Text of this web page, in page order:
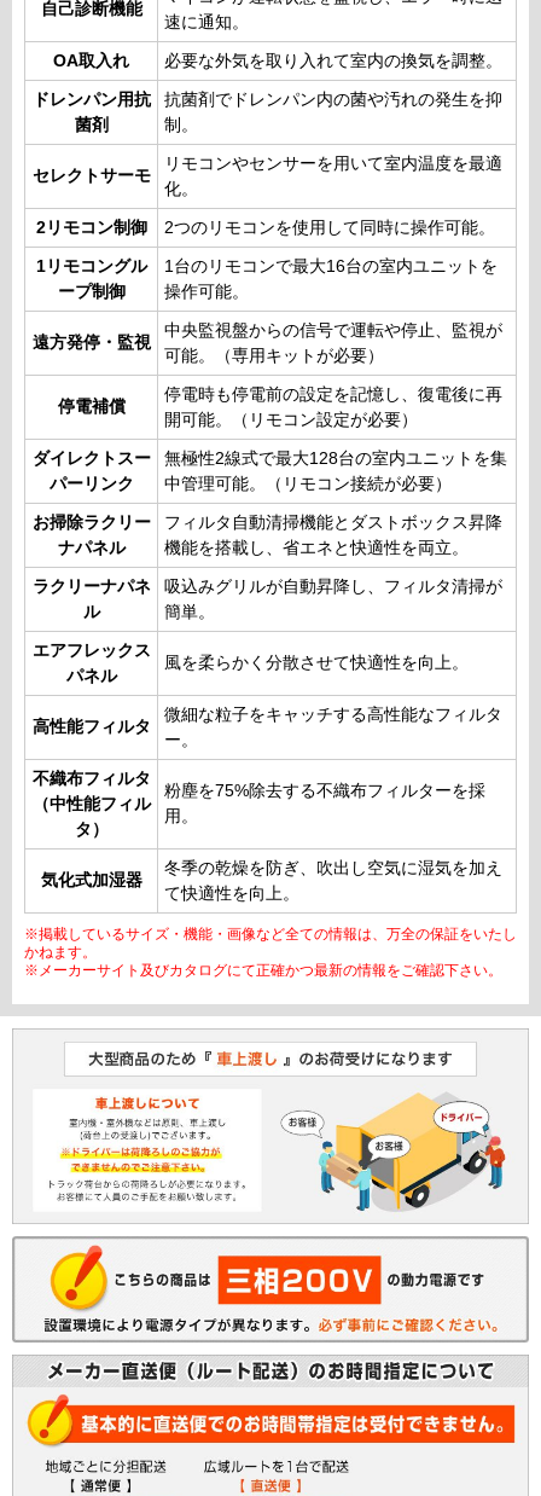
自己診断機能
速に通知。
OA取入れ 必要な外気を取り入れて室内の換気を調整。
ドレンパン用抗
菌剤
抗菌剤でドレンパン内の菌や汚れの発生を抑
制。
セレクトサーモ
リモコンやセンサーを用いて室内温度を最適
化。
2リモコン制御 2つのリモコンを使用して同時に操作可能。
1リモコングル
ープ制御
1台のリモコンで最大16台の室内ユニットを
操作可能。
遠方発停・監視
中央監視盤からの信号で運転や停止、監視が
可能。（専用キットが必要）
停電補償
停電時も停電前の設定を記憶し、復電後に再
開可能。（リモコン設定が必要）
ダイレクトスー
パーリンク
無極性2線式で最大128台の室内ユニットを集
中管理可能。（リモコン接続が必要）
お掃除ラクリー
ナパネル
フィルタ自動清掃機能とダストボックス昇降
機能を搭載し、省エネと快適性を両立。
ラクリーナパネ
ル
吸込みグリルが自動昇降し、フィルタ清掃が
簡単。
エアフレックス
パネル
風を柔らかく分散させて快適性を向上。
高性能フィルタ
微細な粒子をキャッチする高性能なフィルタ
ー。
不織布フィルタ
（中性能フィル
タ）
粉塵を75%除去する不織布フィルターを採
用。
気化式加湿器
冬季の乾燥を防ぎ、吹出し空気に湿気を加え
て快適性を向上。
※掲載しているサイズ・機能・画像など全ての情報は、万全の保証をいたし
かねます。
※メーカーサイト及びカタログにて正確かつ最新の情報をご確認下さい。